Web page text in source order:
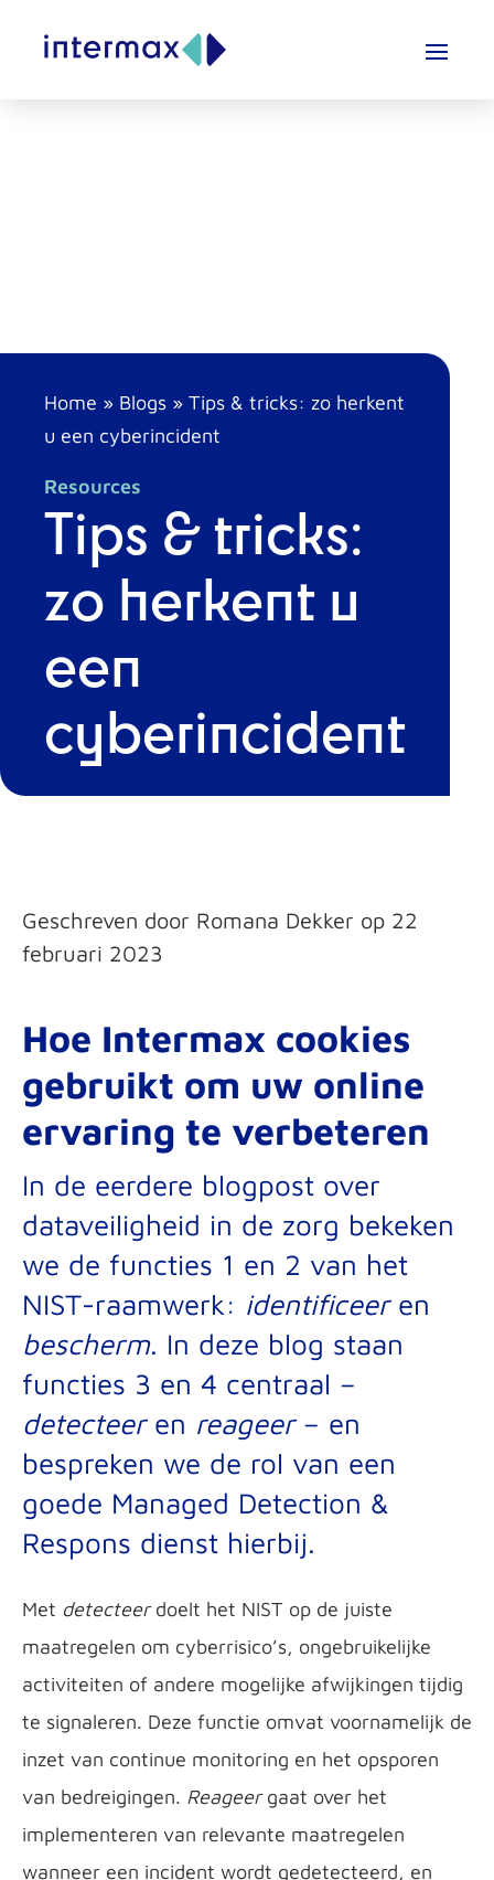
Home » Blogs » Tips & tricks: zo herkent
u een cyberincident
Resources
Tips & tricks:
zo herkent u
een
cyberincident
Geschreven door Romana Dekker op 22
februari 2023
Hoe Intermax cookies
gebruikt om uw online
ervaring te verbeteren
In de eerdere blogpost over
dataveiligheid in de zorg bekeken
we de functies 1 en 2 van het
NIST-raamwerk: identificeeren
bescherm. In deze blog staan
functies 3 en 4 centraal –
detecteeren reageer– en
bespreken we de rol van een
goede Managed Detection &
Respons dienst hierbij.
Met detecteerdoelt het NIST op de juiste
maatregelen om cyberrisico’s, ongebruikelijke
activiteiten of andere mogelijke afwijkingen tijdig
te signaleren. Deze functie omvat voornamelijk de
inzet van continue monitoring en het opsporen
van bedreigingen. Reageergaat over het
implementeren van relevante maatregelen
wanneer een incident wordt gedetecteerd, en